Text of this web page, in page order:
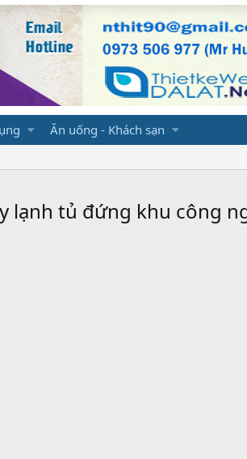
Ăn uống - Khách sạn
lạnh tủ đứng khu công